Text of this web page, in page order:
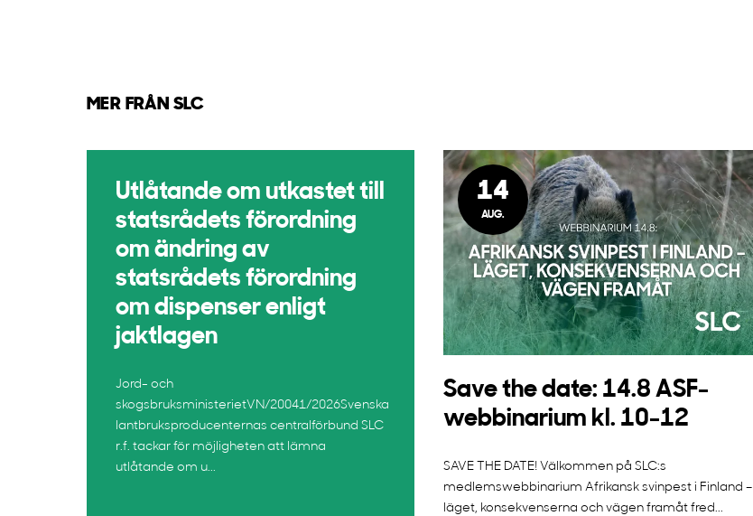
MER FRÅN SLC
Utlåtande om utkastet till
statsrådets förordning
om ändring av
statsrådets förordning
om dispenser enligt
jaktlagen
Jord- och
skogsbruksministerietVN/20041/2026Svenska
lantbruksproducenternas centralförbund SLC
r.f. tackar för möjligheten att lämna
utlåtande om u...
14
AUG.
Save the date: 14.8 ASF-
webbinarium kl. 10-12
SAVE THE DATE! Välkommen på SLC:s
medlemswebbinarium Afrikansk svinpest i Finland –
läget, konsekvenserna och vägen framåt fred...